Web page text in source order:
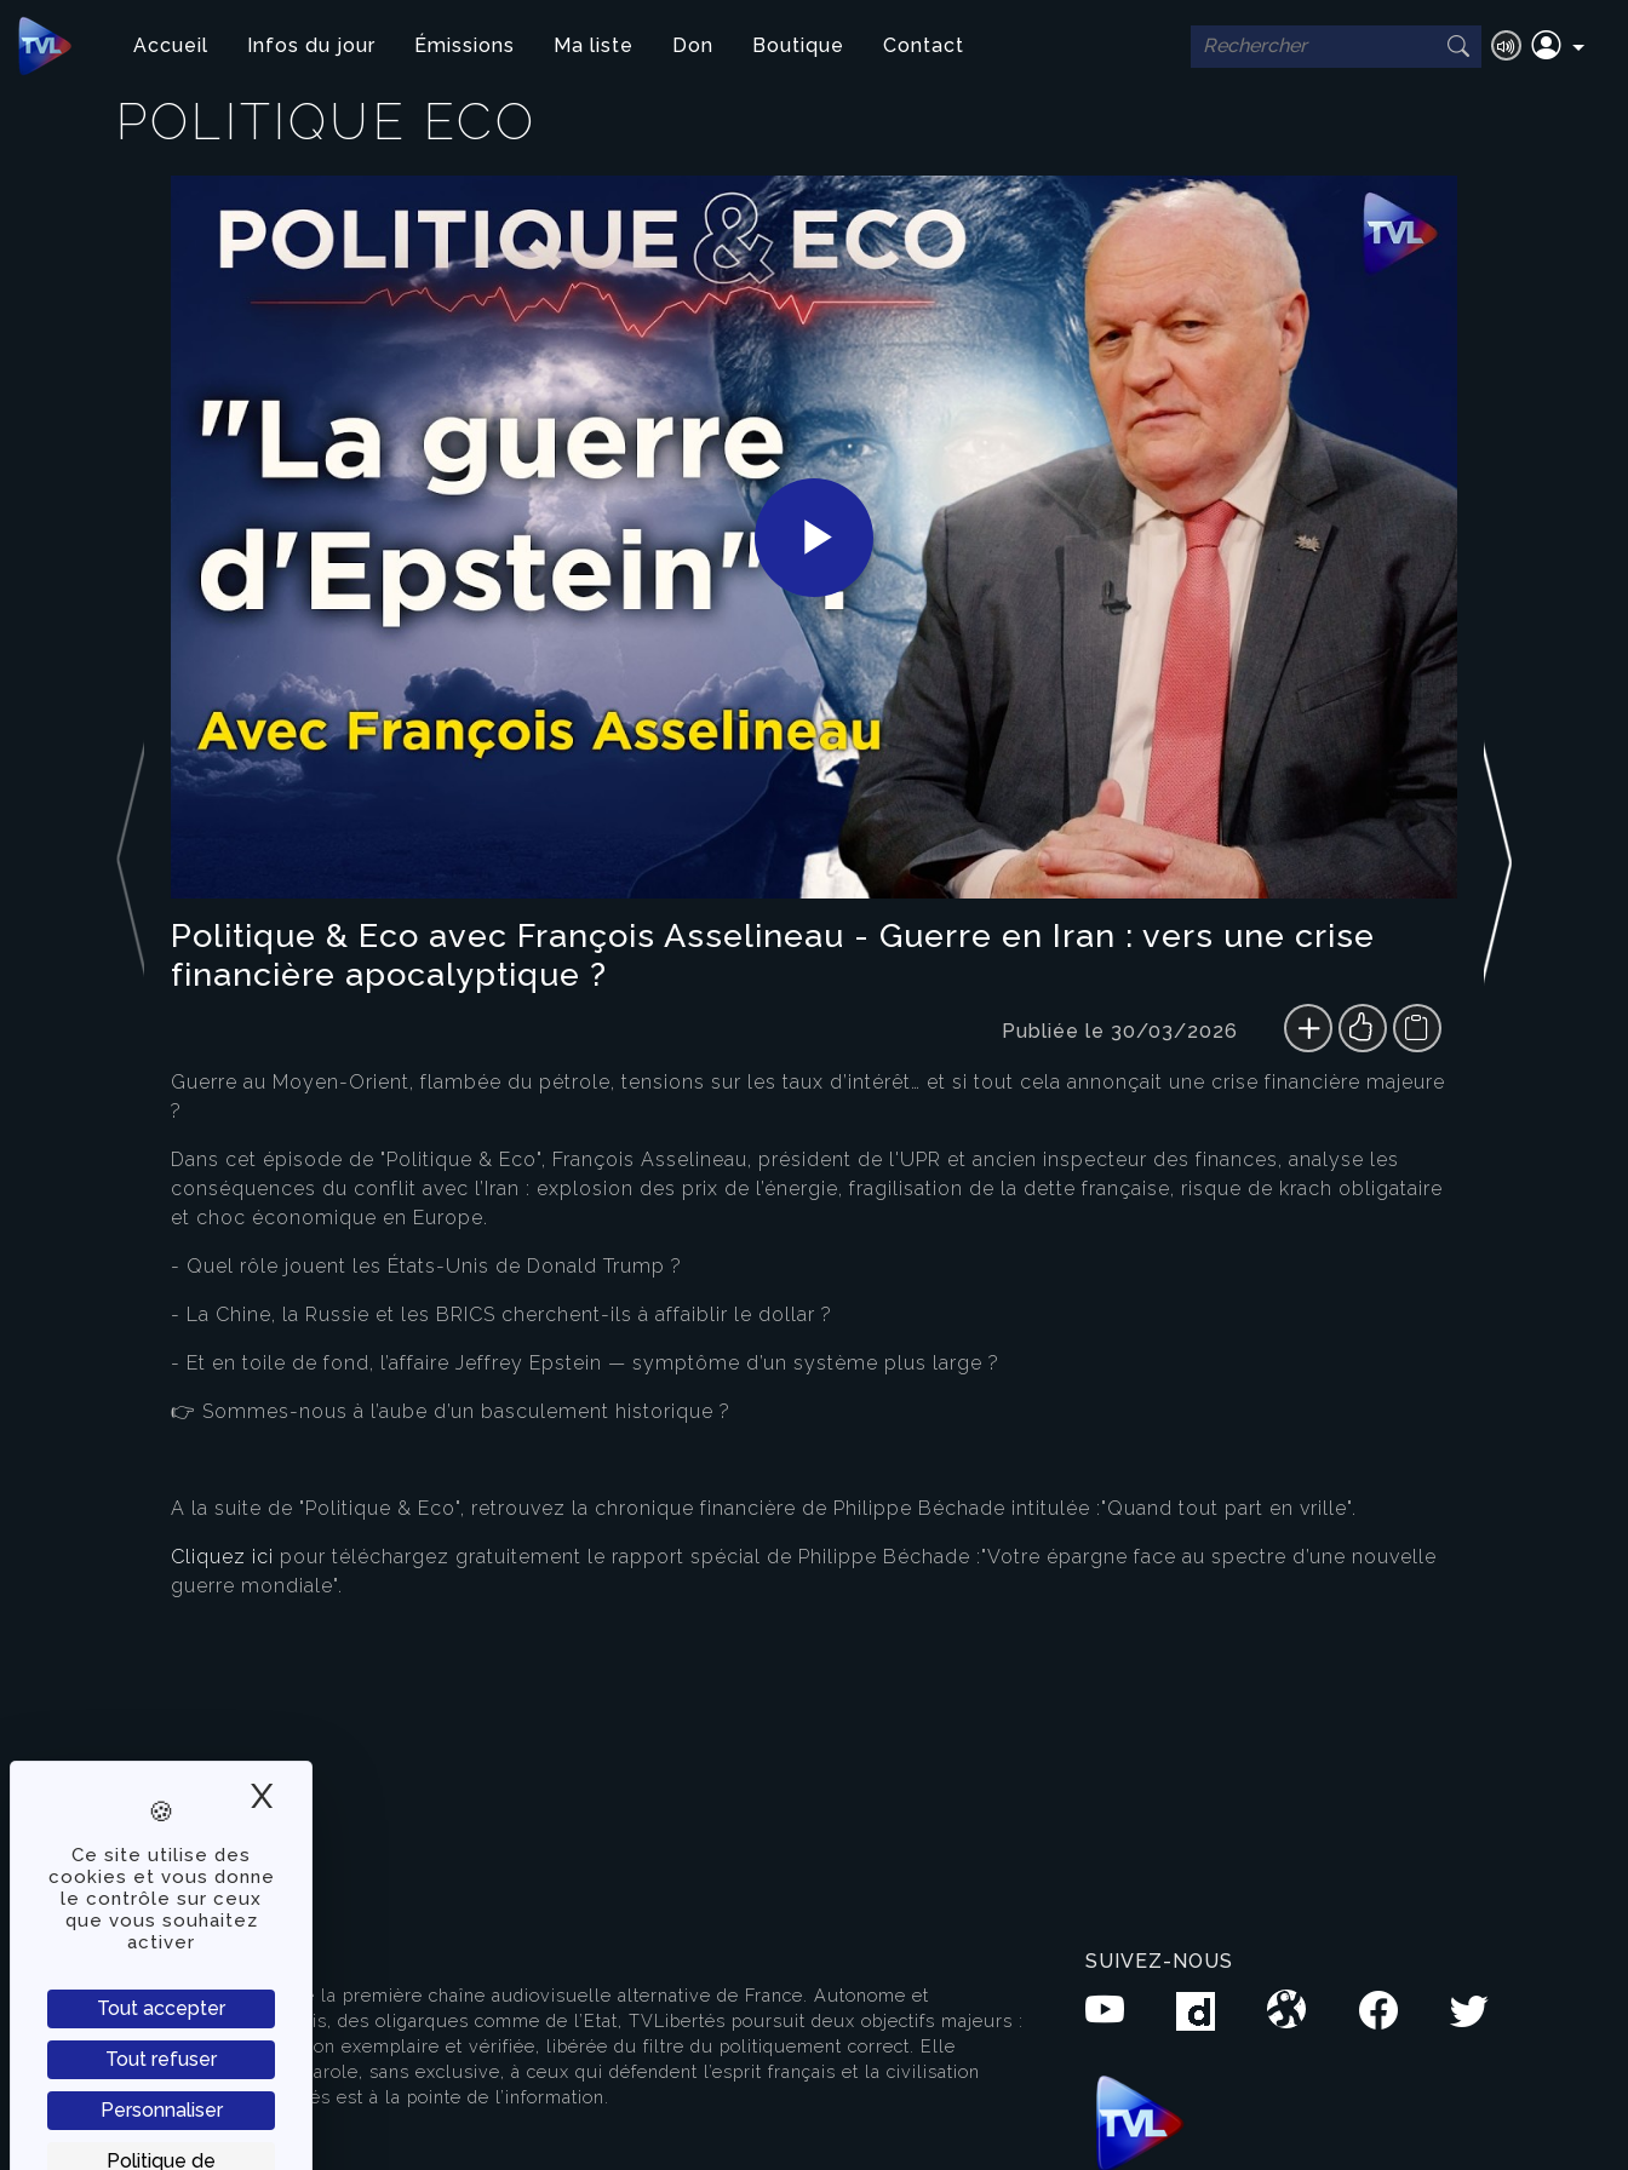
Panneau de gestion des cookies
Ce site utilise des
cookies et vous donne
le contrôle sur ceux
que vous souhaitez
activer
Tout accepter
Tout refuser
Personnaliser
Politique de
X
Accueil Infos du jour Émissions Ma liste Don Boutique Contact
POLITIQUE ECO
Play
Video
Politique & Eco avec François Asselineau - Guerre en Iran : vers une crise
financière apocalyptique ?
Publiée le 30/03/2026
Guerre au Moyen-Orient, flambée du pétrole, tensions sur les taux d’intérêt… et si tout cela annonçait une crise financière majeure
?
Dans cet épisode de "Politique & Eco", François Asselineau, président de l'UPR et ancien inspecteur des finances, analyse les
conséquences du conflit avec l’Iran : explosion des prix de l’énergie, fragilisation de la dette française, risque de krach obligataire
et choc économique en Europe.
- Quel rôle jouent les États-Unis de Donald Trump ?
- La Chine, la Russie et les BRICS cherchent-ils à affaiblir le dollar ?
- Et en toile de fond, l’affaire Jeffrey Epstein — symptôme d’un système plus large ?
👉 Sommes-nous à l’aube d’un basculement historique ?
A la suite de "Politique & Eco", retrouvez la chronique financière de Philippe Béchade intitulée :"Quand tout part en vrille".
Cliquez ici pour téléchargez gratuitement le rapport spécial de Philippe Béchade :"Votre épargne face au spectre d’une nouvelle
guerre mondiale".
TVLibertés représente la première chaîne audiovisuelle alternative de France. Autonome et
indépendante des partis, des oligarques comme de l’Etat, TVLibertés poursuit deux objectifs majeurs :
apporter une information exemplaire et vérifiée, libérée du filtre du politiquement correct. Elle
s’attache à donner la parole, sans exclusive, à ceux qui défendent l’esprit français et la civilisation
européenne. TVLibertés est à la pointe de l’information.
SUIVEZ-NOUS